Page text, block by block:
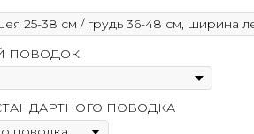
ПОВОДОК
ПОВОДКА